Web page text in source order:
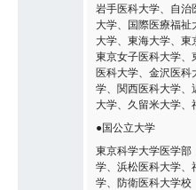
岩手医科大学、自治
大学、国際医療福祉
大学、東海大学、東
東京女子医科大学、
医科大学、金沢医科
学、関西医科大学、
大学、久留米大学、
●国公立大学
東京科学大学医学部
学、浜松医科大学、
学、防衛医科大学校